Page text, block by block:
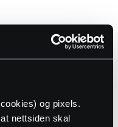
og pixels.
nettsiden skal
ytre diameter (OD) ved
tabellen.